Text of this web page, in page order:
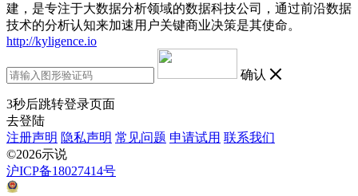
建，是专注于大数据分析领域的数据科技公司，通过前沿数据
技术的分析认知来加速用户关键商业决策是其使命。
http://kyligence.io
确认
3秒后跳转登录页面
去登陆
注册声明 隐私声明 常见问题 申请试用 联系我们
©2026示说
沪ICP备18027414号